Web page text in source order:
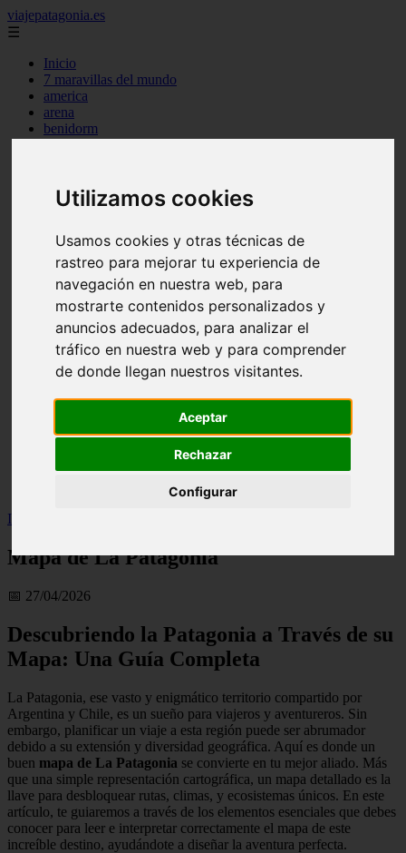
Utilizamos cookies
Usamos cookies y otras técnicas de
rastreo para mejorar tu experiencia de
navegación en nuestra web, para
mostrarte contenidos personalizados y
anuncios adecuados, para analizar el
tráfico en nuestra web y para comprender
de donde llegan nuestros visitantes.
Aceptar
Rechazar
Configurar
viajepatagonia.es
☰
Inicio
7 maravillas del mundo
america
arena
benidorm
c generalidades del pais
c mendoza
c provincias
c rio negro
c tierra de fuego
c tucuman
c zona austral
carmen
category
destinos
lanzarote
monumentos
san
Inicio
Mapa de La Patagonia
📅 27/04/2026
Descubriendo la Patagonia a Través de su
Mapa: Una Guía Completa
La Patagonia, ese vasto y enigmático territorio compartido por
Argentina y Chile, es un sueño para viajeros y aventureros. Sin
embargo, planificar un viaje a esta región puede ser abrumador
debido a su extensión y diversidad geográfica. Aquí es donde un
buen mapa de La Patagonia se convierte en tu mejor aliado. Más
que una simple representación cartográfica, un mapa detallado es la
llave para desbloquear rutas, climas, y ecosistemas únicos. En este
artículo, te guiaremos a través de los elementos esenciales que debes
conocer para leer e interpretar correctamente el mapa de este
increíble destino, ayudándote a diseñar la aventura perfecta.